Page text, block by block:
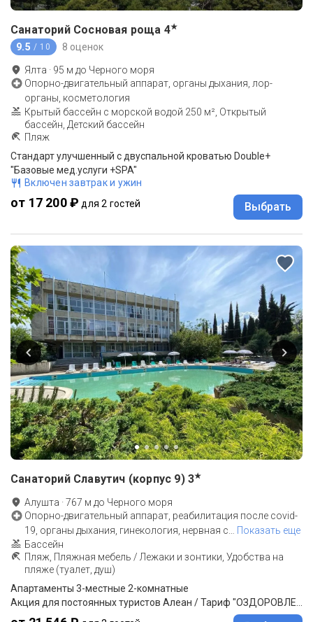
Санаторий Сосновая роща 4★
9.5 / 10 8 оценок
Ялта · 95 м до Черного моря
Опорно-двигательный аппарат, органы дыхания, лор-
органы, косметология
Крытый бассейн с морской водой 250 м², Открытый
бассейн, Детский бассейн
Пляж
Стандарт улучшенный с двуспальной кроватью Double+
"Базовые мед.услуги +SPA"
Включен завтрак и ужин
от 17 200 ₽ для 2 гостей Выбрать
Санаторий Славутич (корпус 9) 3★
Алушта ·767 м до Черного моря
Опорно-двигательный аппарат, реабилитация после covid-
19, органы дыхания, гинекология, нервная с
Показать еще
Бассейн
Пляж, Пляжная мебель / Лежаки и зонтики, Удобства на
пляже (туалет, душ)
Апартаменты 3-местные 2-комнатные